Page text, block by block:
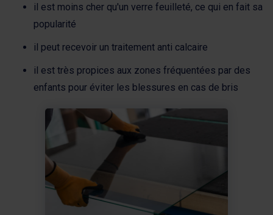
il est moins cher qu'un verre feuilleté, ce qui en fait sa
popularité
il peut recevoir un traitement anti calcaire
il est très propices aux zones fréquentées par des
enfants pour éviter les blessures en cas de bris